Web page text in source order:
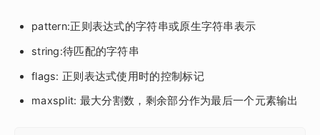
pattern:正则表达式的字符串或原生字符串表示
string:待匹配的字符串
flags: 正则表达式使用时的控制标记
maxsplit: 最大分割数，剩余部分作为最后一个元素输出